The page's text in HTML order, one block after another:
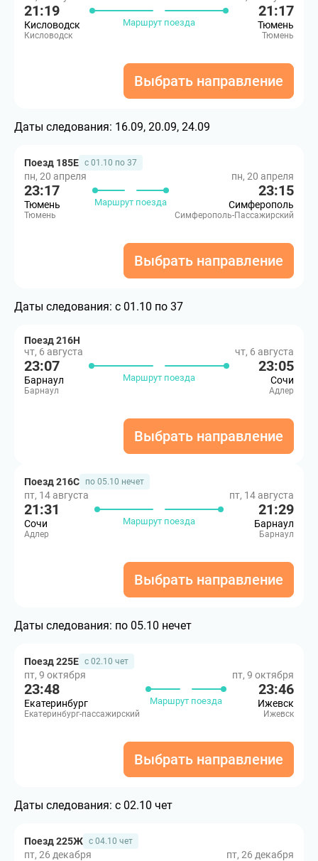
21:19
Кисловодск
Кисловодск
Маршрут поезда
21:17
Тюмень
Тюмень
Выбрать направление
Даты следования: 16.09, 20.09, 24.09
Поезд 185Е с 01.10 по 37
пн, 20 апреля
23:17
Тюмень
Тюмень
Маршрут поезда
пн, 20 апреля
23:15
Симферополь
Симферополь-Пассажирский
Выбрать направление
Даты следования: с 01.10 по 37
Поезд 216Н
чт, 6 августа
23:07
Барнаул
Барнаул
Маршрут поезда
чт, 6 августа
23:05
Сочи
Адлер
Выбрать направление
Поезд 216С по 05.10 нечет
пт, 14 августа
21:31
Сочи
Адлер
Маршрут поезда
пт, 14 августа
21:29
Барнаул
Барнаул
Выбрать направление
Даты следования: по 05.10 нечет
Поезд 225Е с 02.10 чет
пт, 9 октября
23:48
Екатеринбург
Екатеринбург-пассажирский
Маршрут поезда
пт, 9 октября
23:46
Ижевск
Ижевск
Выбрать направление
Даты следования: с 02.10 чет
Поезд 225Ж с 04.10 чет
пт, 26 декабря пт, 26 декабря